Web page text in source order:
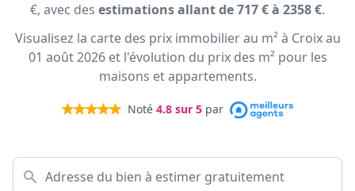
€, avec des estimations allant de 717 € à 2358 €.
Visualisez la carte des prix immobilier au m² à Croix au
01 août 2026 et l'évolution du prix des m² pour les
maisons et appartements.
Noté 4.8 sur 5 par